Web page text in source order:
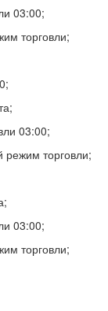
03:00;
торговли;
03:00;
режим торговли;
03:00;
торговли;